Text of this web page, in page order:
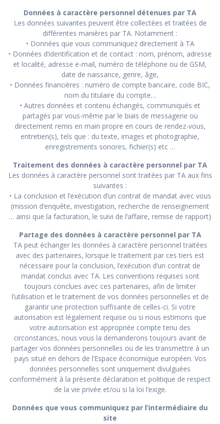
Données à caractère personnel détenues par TA
Les données suivantes peuvent être collectées et traitées de
différentes manières par TA. Notamment :
• Données que vous communiquez directement à TA
• Données d’identification et de contact : nom, prénom, adresse
et localité, adresse e-mail, numéro de téléphone ou de GSM,
date de naissance, genre, âge,
• Données financières : numéro de compte bancaire, code BIC,
nom du titulaire du compte…
• Autres données et contenu échangés, communiqués et
partagés par vous-même par le biais de messagerie ou
directement remis en main propre en cours de rendez-vous,
entretien(s), tels que : du texte, images et photographie,
enregistrements sonores, fichier(s) etc …
Traitement des données à caractère personnel par TA
Les données à caractère personnel sont traitées par TA aux fins
suivantes :
• La conclusion et l’exécution d’un contrat de mandat avec vous
(mission d’enquête, investigation, recherche de renseignement
… ainsi que la facturation, le suivi de l’affaire, remise de rapport)
Partage des données à caractère personnel par TA
TA peut échanger les données à caractère personnel traitées
avec des partenaires, lorsque le traitement par ces tiers est
nécessaire pour la conclusion, l’exécution d’un contrat de
mandat conclus avec TA. Les conventions requises sont
toujours conclues avec ces partenaires, afin de limiter
l’utilisation et le traitement de vos données personnelles et de
garantir une protection suffisante de celles-ci. Si votre
autorisation est légalement requise ou si nous estimons que
votre autorisation est appropriée compte tenu des
circonstances, nous vous la demanderons toujours avant de
partager vos données personnelles ou de les transmettre à un
pays situé en dehors de l’Espace économique européen. Vos
données personnelles sont uniquement divulguées
conformément à la présente déclaration et politique de respect
de la vie privée et/ou si la loi l’exige.
Données que vous communiquez par l’intermédiaire du
site